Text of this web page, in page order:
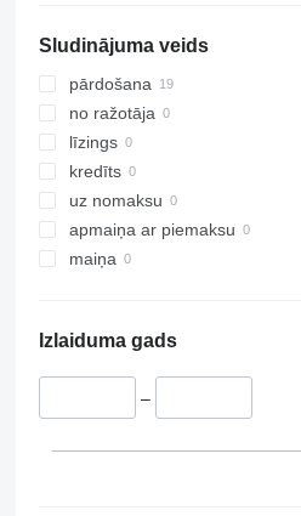
Sludinājuma veids
pārdošana
no ražotāja
līzings
kredīts
uz nomaksu
apmaiņa ar piemaksu
maiņa
Izlaiduma gads
–